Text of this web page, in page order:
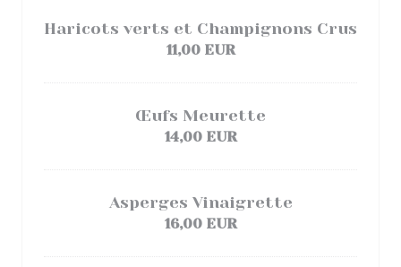
Haricots verts et Champignons Crus
11,00 EUR
Œufs Meurette
14,00 EUR
Asperges Vinaigrette
16,00 EUR